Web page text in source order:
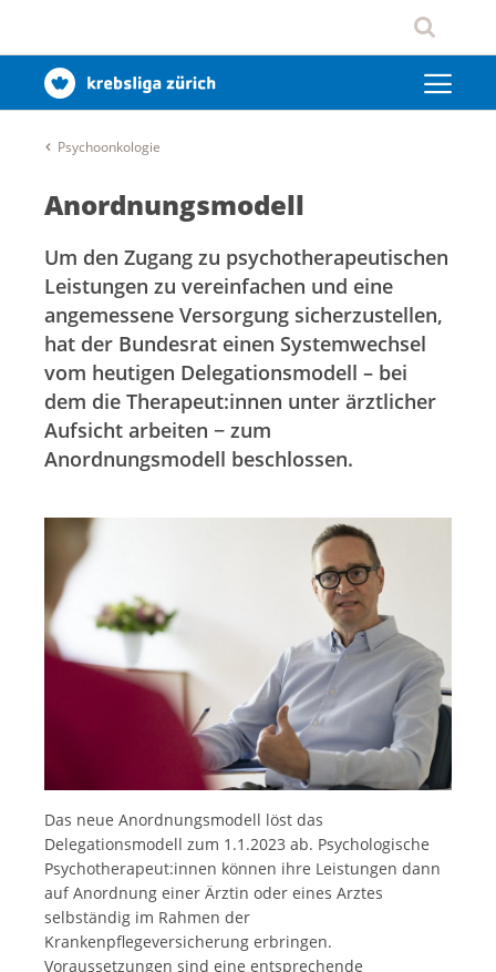
Psychoonkologie
Anordnungsmodell
Um den Zugang zu psychotherapeutischen
Leistungen zu vereinfachen und eine
angemessene Versorgung sicherzustellen,
hat der Bundesrat einen Systemwechsel
vom heutigen Delegationsmodell – bei
dem die Therapeut:innen unter ärztlicher
Aufsicht arbeiten − zum
Anordnungsmodell beschlossen.
Das neue Anordnungsmodell löst das
Delegationsmodell zum 1.1.2023 ab. Psychologische
Psychotherapeut:innen können ihre Leistungen dann
auf Anordnung einer Ärztin oder eines Arztes
selbständig im Rahmen der
Krankenpflegeversicherung erbringen.
Voraussetzungen sind eine entsprechende